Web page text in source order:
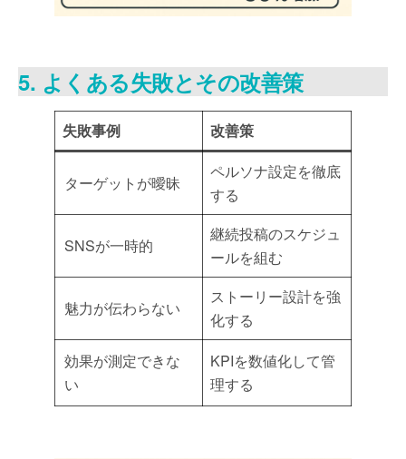
5. よくある失敗とその改善策
失敗事例 改善策
ターゲットが曖昧
ペルソナ設定を徹底
する
SNSが一時的
継続投稿のスケジュ
ールを組む
魅力が伝わらない
ストーリー設計を強
化する
効果が測定できな
い
KPIを数値化して管
理する